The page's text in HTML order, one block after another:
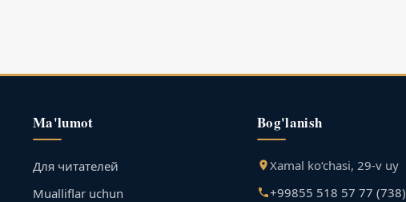
Ma'lumot
Для читателей
Mualliflar uchun
Bog'lanish
Xamal ko‘chasi, 29-v uy
+99855 518 57 77 (738)